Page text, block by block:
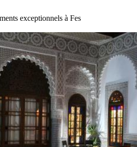
exceptionnels à Fes